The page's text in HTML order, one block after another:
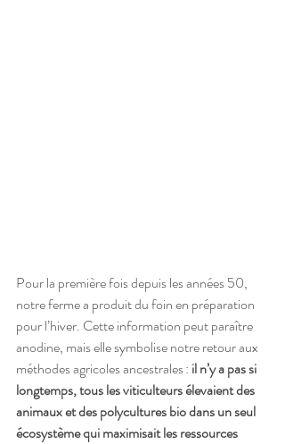
Pour la première fois depuis les années 50,
notre ferme a produit du foin en préparation
pour l’hiver. Cette information peut paraître
anodine, mais elle symbolise notre retour aux
méthodes agricoles ancestrales : il n’y a pas si
longtemps, tous les viticulteurs élevaient des
animaux et des polycultures bio dans un seul
écosystème qui maximisait les ressources